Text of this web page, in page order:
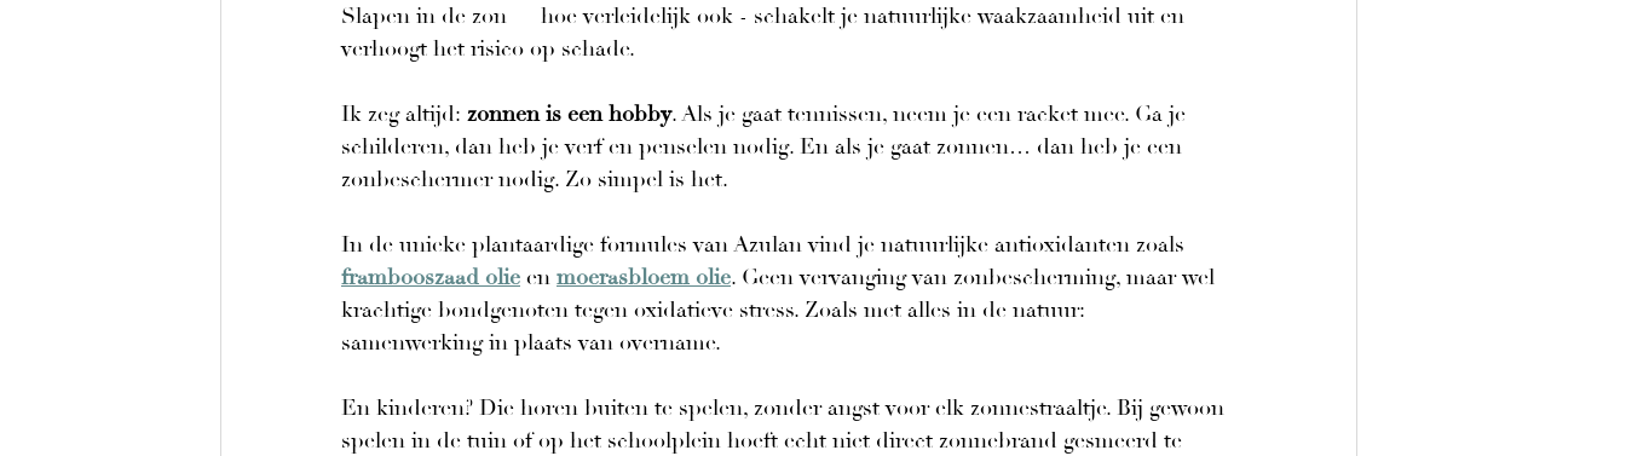
Slapen in de zon — hoe verleidelijk ook - schakelt je natuurlijke waakzaamheid uit en
verhoogt het risico op schade.
Ik zeg altijd: zonnen is een hobby. Als je gaat tennissen, neem je een racket mee. Ga je
schilderen, dan heb je verf en penselen nodig. En als je gaat zonnen… dan heb je een
zonbeschermer nodig. Zo simpel is het.
In de unieke plantaardige formules van Azulan vind je natuurlijke antioxidanten zoals
frambooszaad olie en moerasbloem olie. Geen vervanging van zonbescherming, maar wel
krachtige bondgenoten tegen oxidatieve stress. Zoals met alles in de natuur:
samenwerking in plaats van overname.
En kinderen? Die horen buiten te spelen, zonder angst voor elk zonnestraaltje. Bij gewoon
spelen in de tuin of op het schoolplein hoeft echt niet direct zonnebrand gesmeerd te